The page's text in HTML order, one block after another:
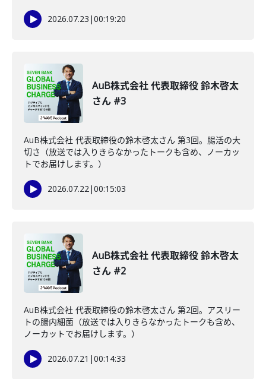
2026.07.23 |00:19:20
AuB株式会社 代表取締役 鈴木啓太
さん #3
AuB株式会社 代表取締役の鈴木啓太さん 第3回。腸活の大
切さ（放送では入りきらなかったトークも含め、ノーカッ
トでお届けします。）
2026.07.22|00:15:03
AuB株式会社 代表取締役 鈴木啓太
さん #2
AuB株式会社 代表取締役の鈴木啓太さん 第2回。アスリー
トの腸内細菌（放送では入りきらなかったトークも含め、
ノーカットでお届けします。）
2026.07.21 |00:14:33